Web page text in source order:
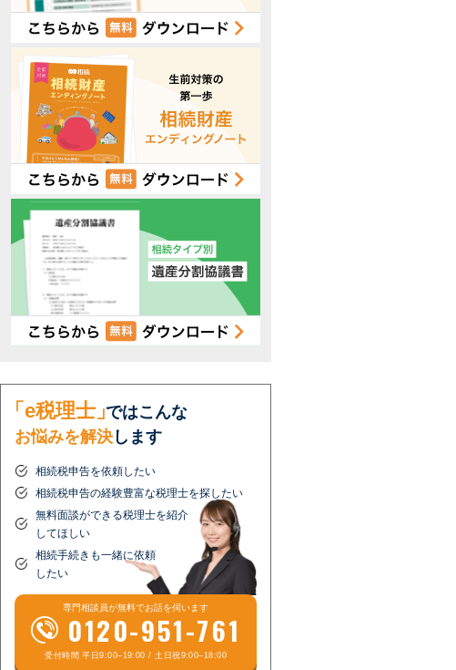
「e税理士」ではこんな
お悩みを解決 します
相続税申告を依頼したい
相続税申告の経験豊富な税理士を探したい
無料面談ができる税理士を紹介
してほしい
相続手続きも一緒に依頼
したい
専門相談員が無料でお話を伺います
0120-951-761